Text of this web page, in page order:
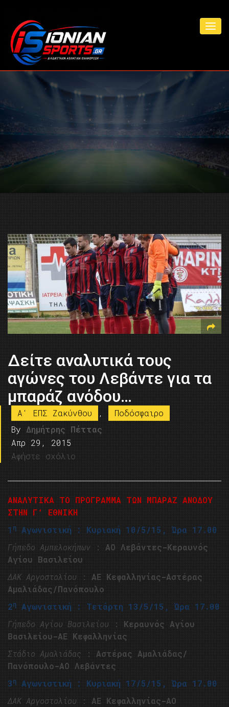
Δείτε αναλυτικά τους
αγώνες του Λεβάντε για τα
μπαράζ ανόδου…
A' ΕΠΣ Ζακύνθου ,
Ποδόσφαιρο
By Δημήτρης Πέττας
Απρ 29, 2015
Αφήστε σχόλιο
ΑΝΑΛΥΤΙΚΑ ΤΟ ΠΡΟΓΡΑΜΜΑ ΤΩΝ ΜΠΑΡΑΖ ΑΝΟΔΟΥ
ΣΤΗΝ Γ’ ΕΘΝΙΚΗ
1 η
Αγωνιστική : Κυριακή 10/5/15, Ώρα 17.00
Γήπεδο Αμπελοκήπων : ΑΟ Λεβάντες-Κεραυνός
Αγίου Βασιλείου
ΔΑΚ Αργοστολίου : ΑΕ Κεφαλληνίας-Αστέρας
Αμαλιάδας/Πανόπουλο
2η
Αγωνιστική : Τετάρτη 13/5/15, Ώρα 17.00
Γήπεδο Αγίου Βασιλείου : Κεραυνός Αγίου
Βασιλείου-ΑΕ Κεφαλληνίας
Στάδιο Αμαλιάδας : Αστέρας Αμαλιάδας/
Πανόπουλο-ΑΟ Λεβάντες
3η
Αγωνιστική : Κυριακή 17/5/15, Ώρα 17.00
ΔΑΚ Αργοστολίου : ΑΕ Κεφαλληνίας-ΑΟ